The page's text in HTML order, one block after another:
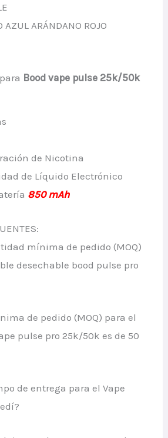
AZUL ARÁNDANO ROJO
Bood vape pulse 25k/50k
de Nicotina
de Líquido Electrónico
850 mAh
mínima de pedido (MOQ)
desechable bood pulse pro
de pedido (MOQ) para el
pulse pro 25k/50k es de 50
de entrega para el Vape